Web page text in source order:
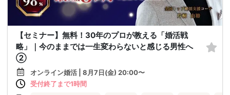
【セミナー】無料！30年のプロが教える「婚活戦
略」｜今のままでは一生変わらないと感じる男性へ
②
オンライン婚活 | 8月7日(金) 20:00〜
受付終了まで1時間